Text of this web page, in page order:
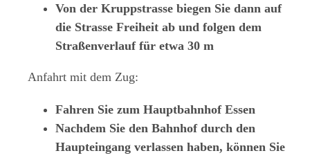
Von der Kruppstrasse biegen Sie dann auf
die Strasse Freiheit ab und folgen dem
Straßenverlauf für etwa 30 m
Anfahrt mit dem Zug:
Fahren Sie zum Hauptbahnhof Essen
Nachdem Sie den Bahnhof durch den
Haupteingang verlassen haben, können Sie